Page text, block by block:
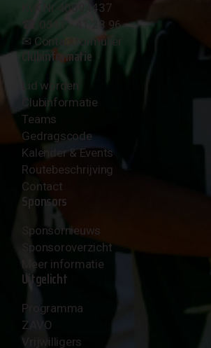
KvK Nr 40094437
☎︎ 0341 - 41 28 96
✉︎ Contactformulier
Clubinformatie
Lid worden
Clubinformatie
Teams
Gedragscode
Kalender & Events
Routebeschrijving
Contact
Sponsors
Sponsornieuws
Sponsoroverzicht
Meer informatie
Uitgelicht
Programma
ZAVO
Vrijwilligers